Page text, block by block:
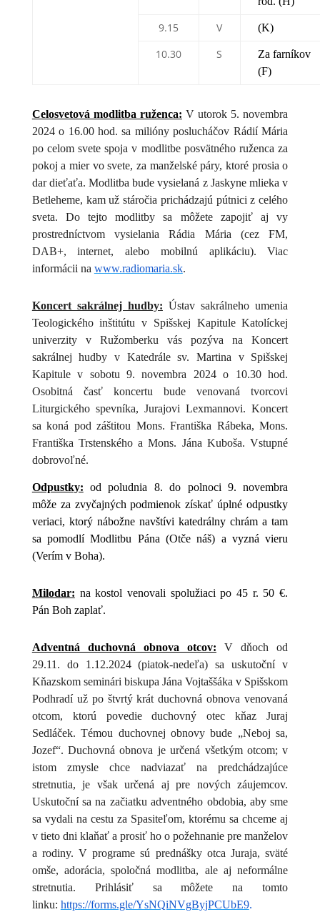
9.15 V (K)
10.30 S
Za farníkov
(F)
Celosvetová modlitba ruženca: V utorok 5. novembra
2024 o 16.00 hod. sa milióny poslucháčov Rádií Mária
po celom svete spoja v modlitbe posvätného ruženca za
pokoj a mier vo svete, za manželské páry, ktoré prosia o
dar dieťaťa. Modlitba bude vysielaná z Jaskyne mlieka v
Betleheme, kam už stáročia prichádzajú pútnici z celého
sveta. Do tejto modlitby sa môžete zapojiť aj vy
prostredníctvom vysielania Rádia Mária (cez FM,
DAB+, internet, alebo mobilnú aplikáciu). Viac
informácii na www.radiomaria.sk.
Koncert sakrálnej hudby: Ústav sakrálneho umenia
Teologického inštitútu v Spišskej Kapitule Katolíckej
univerzity v Ružomberku vás pozýva na Koncert
sakrálnej hudby v Katedrále sv. Martina v Spišskej
Kapitule v sobotu 9. novembra 2024 o 10.30 hod.
Osobitná časť koncertu bude venovaná tvorcovi
Liturgického spevníka, Jurajovi Lexmannovi. Koncert
sa koná pod záštitou Mons. Františka Rábeka, Mons.
Františka Trstenského a Mons. Jána Kuboša. Vstupné
dobrovoľné.
Odpustky: od poludnia 8. do polnoci 9. novembra
môže za zvyčajných podmienok získať úplné odpustky
veriaci, ktorý nábožne navštívi katedrálny chrám a tam
sa pomodlí Modlitbu Pána (Otče náš) a vyzná vieru
(Verím v Boha).
Milodar: na kostol venovali spolužiaci po 45 r. 50 €.
Pán Boh zaplať.
Adventná duchovná obnova otcov:
V dňoch od
29.11. do 1.12.2024 (piatok-nedeľa) sa uskutoční v
Kňazskom seminári biskupa Jána Vojtaššáka v Spišskom
Podhradí už po štvrtý krát duchovná obnova venovaná
otcom, ktorú povedie duchovný otec kňaz Juraj
Sedláček. Témou duchovnej obnovy bude „Neboj sa,
Jozef“. Duchovná obnova je určená všetkým otcom; v
istom zmysle chce nadviazať na predchádzajúce
stretnutia, je však určená aj pre nových záujemcov.
Uskutoční sa na začiatku adventného obdobia, aby sme
sa vydali na cestu za Spasiteľom, ktorému sa chceme aj
v tieto dni klaňať a prosiť ho o požehnanie pre manželov
a rodiny. V programe sú prednášky otca Juraja, sväté
omše, adorácia, spoločná modlitba, ale aj neformálne
stretnutia. Prihlásiť sa môžete na tomto
linku: https://forms.gle/YsNQiNVgByjPCUbE9.